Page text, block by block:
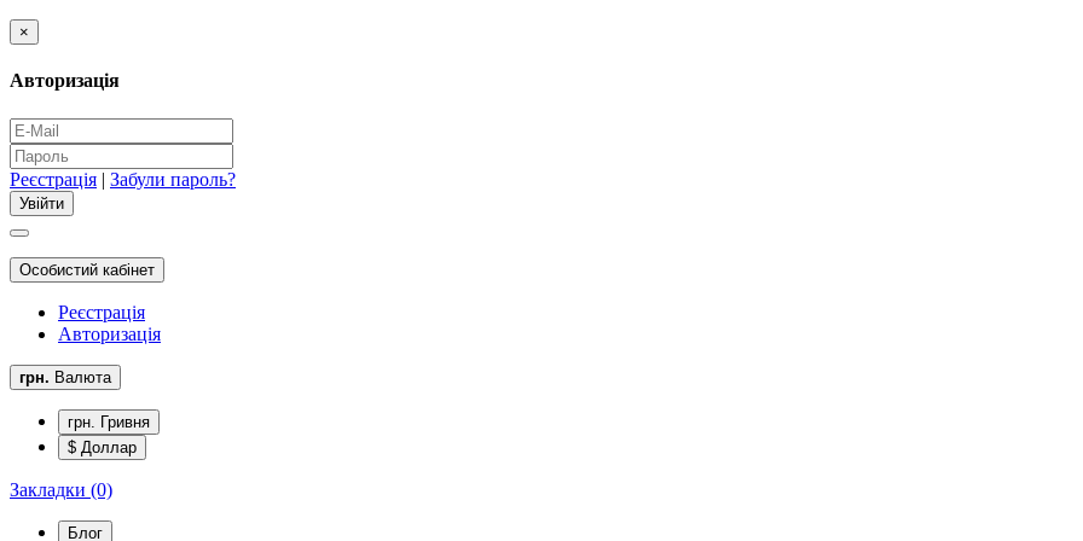
×
Авторизація
Реєстрація | Забули пароль?
Особистий кабінет
Реєстрація
Авторизація
грн. Валюта
грн. Гривня
$ Доллар
Закладки (0)
Блог